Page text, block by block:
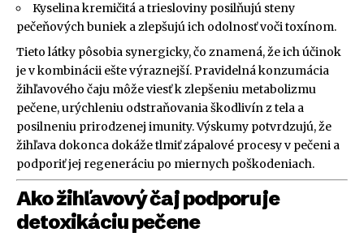
Kyselina kremičitá a triesloviny posilňujú steny
pečeňových buniek a zlepšujú ich odolnosť voči toxínom.
Tieto látky pôsobia synergicky, čo znamená, že ich účinok
je v kombinácii ešte výraznejší. Pravidelná konzumácia
žihľavového čaju môže viesť k zlepšeniu metabolizmu
pečene, urýchleniu odstraňovania škodlivín z tela a
posilneniu prirodzenej imunity. Výskumy potvrdzujú, že
žihľava dokonca dokáže tlmiť zápalové procesy v pečeni a
podporiť jej regeneráciu po miernych poškodeniach.
Ako žihľavový čaj podporuje
detoxikáciu pečene